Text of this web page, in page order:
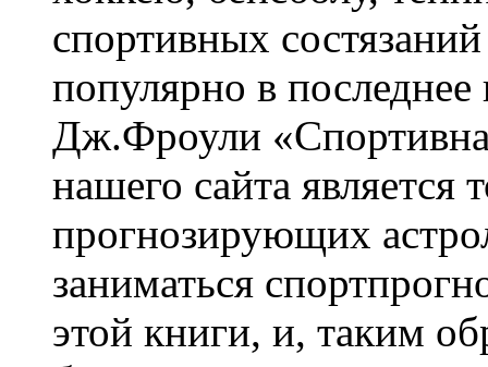
спортивных
популярно в
Дж.Фроули
нашего сайта является
прогнозирующих
заниматься
этой книги, и, таким